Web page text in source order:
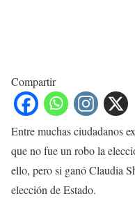
Compartir
Entre muchas ciudadanos
que no fue un robo la
ello, pero si ganó Claudia
elección de Estado.